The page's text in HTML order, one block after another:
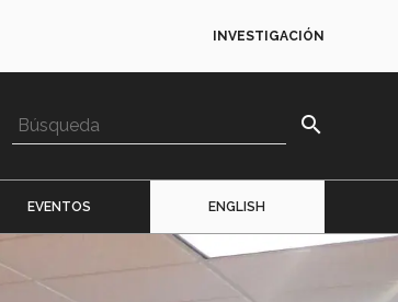
INVESTIGACIÓN
search
EVENTOS ENGLISH